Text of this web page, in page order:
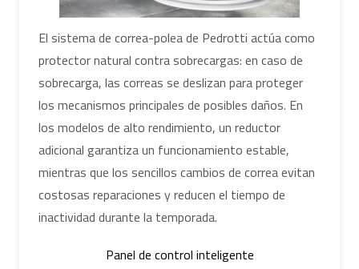
El sistema de correa-polea de Pedrotti actúa como
protector natural contra sobrecargas: en caso de
sobrecarga, las correas se deslizan para proteger
los mecanismos principales de posibles daños. En
los modelos de alto rendimiento, un reductor
adicional garantiza un funcionamiento estable,
mientras que los sencillos cambios de correa evitan
costosas reparaciones y reducen el tiempo de
inactividad durante la temporada.
Panel de control inteligente